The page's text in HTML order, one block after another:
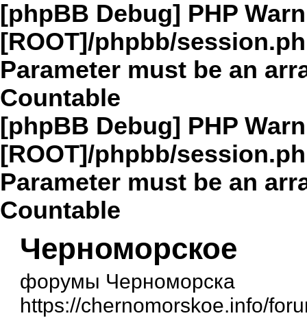
[phpBB Debug] PHP
[ROOT]/phpbb/
Parameter must be an
Countable
[phpBB Debug] PHP
[ROOT]/phpbb/
Parameter must be an
Countable
Черноморское
форумы Черноморска
https://chernomorskoe.info/